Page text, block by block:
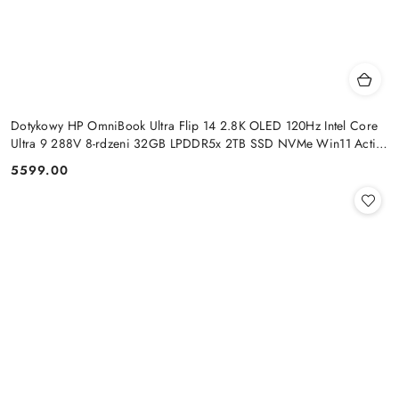
Dotykowy HP OmniBook Ultra Flip 14 2.8K OLED 120Hz Intel Core
Ultra 9 288V 8-rdzeni 32GB LPDDR5x 2TB SSD NVMe Win11 Active
Cena:
5599.00